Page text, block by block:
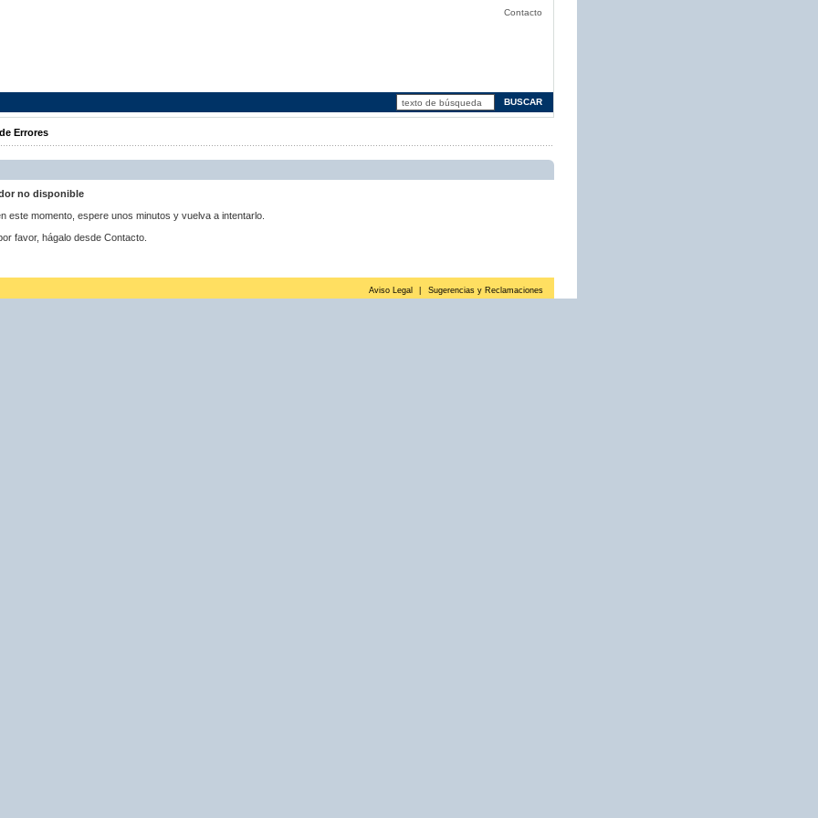
Contacto
Errores
no disponible
este momento, espere unos minutos y vuelva a intentarlo.
favor, hágalo desde Contacto.
Aviso Legal Sugerencias y Reclamaciones